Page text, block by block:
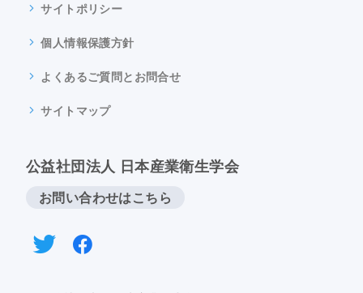
公益社団法人 日本産業衛生学会
お問い合わせはこちら
サイトポリシー
個人情報保護方針
よくあるご質問とお問合せ
サイトマップ